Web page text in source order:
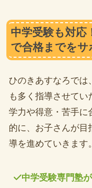
中学受験も対応
で合格までをサ
ひのきあすなろでは
も多く指導させて
学力や得意・苦手に
的に、お子さんが目
導を進めていきます。
中学受験専門塾